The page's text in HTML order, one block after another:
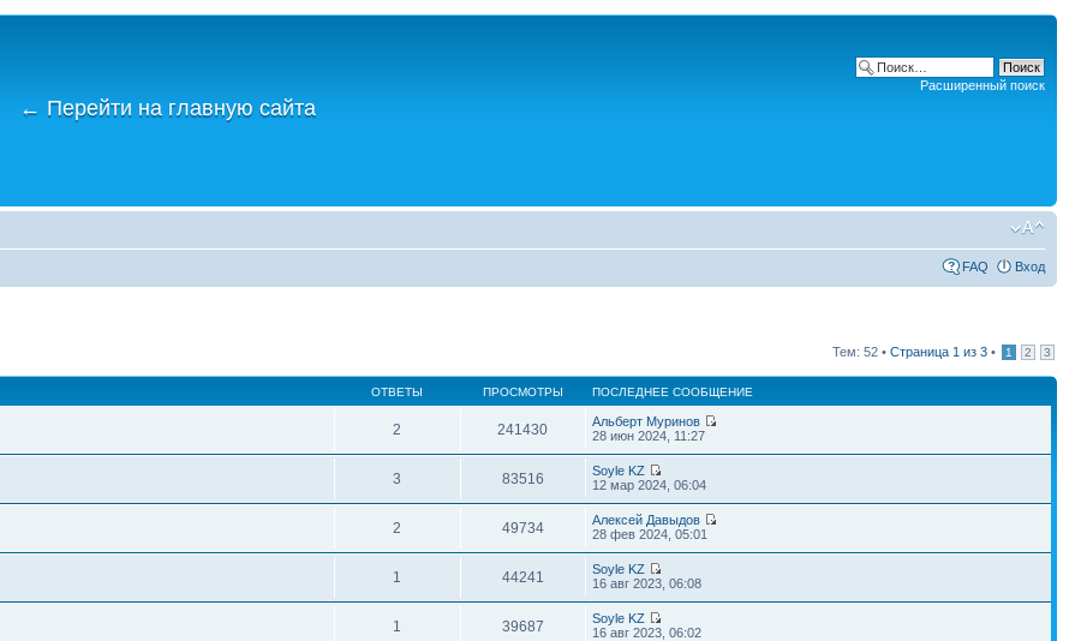
← Перейти на главную сайта
Расширенный поиск
FAQ Вход
Тем: 52 • Страница 1 из 3 • 1 2 3
ОТВЕТЫ ПРОСМОТРЫ ПОСЛЕДНЕЕ СООБЩЕНИЕ
2 241430
Альберт Муринов
28 июн 2024, 11:27
3 83516
Soyle KZ
12 мар 2024, 06:04
2 49734
Алексей Давыдов
28 фев 2024, 05:01
1 44241
Soyle KZ
16 авг 2023, 06:08
1 39687
Soyle KZ
16 авг 2023, 06:02